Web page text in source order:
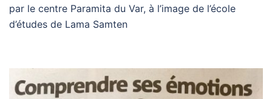
par le centre Paramita du Var, à l’image de l’école
d’études de Lama Samten